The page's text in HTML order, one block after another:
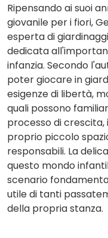
Ripensando ai suoi
giovanile per i fiori,
esperta di
dedicata
infanzia. Secondo
poter giocare in
esigenze di libertà,
quali possono
processo di
proprio piccolo
responsabili. La
questo mondo
scenario
utile di tanti
della propria stanza.